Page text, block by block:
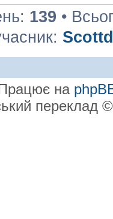
139 •
на
переклад